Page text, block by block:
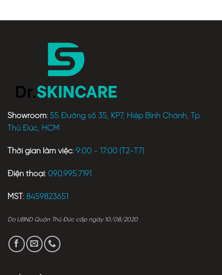
Showroom: 55 Đường số 35, KP7, Hiệp Bình Chánh, Tp.
Thủ Đức, HCM
Thời gian làm việc: 9:00 - 17:00 (T2-T7)
Điện thoại: 090.995.7191
MST : 8459823651
Do UBND Quận Thủ Đức cấp ngày 10/08/2020